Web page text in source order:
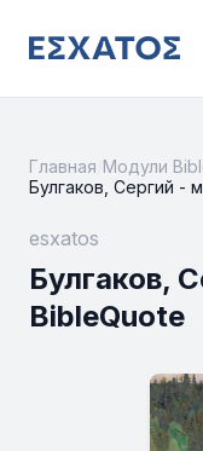
Главная Модули
Булгаков, Сергий -
esxatos
Булгаков,
BibleQuote